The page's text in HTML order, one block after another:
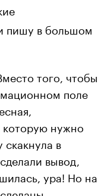
пишу в большом
того, чтобы
поле
которую нужно
скакнула в
вывод,
ура! Но на